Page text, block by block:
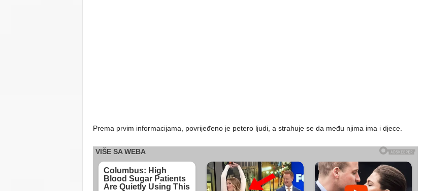
Prema prvim informacijama, povrijeđeno je petero ljudi, a strahuje se da među njima ima i djece.